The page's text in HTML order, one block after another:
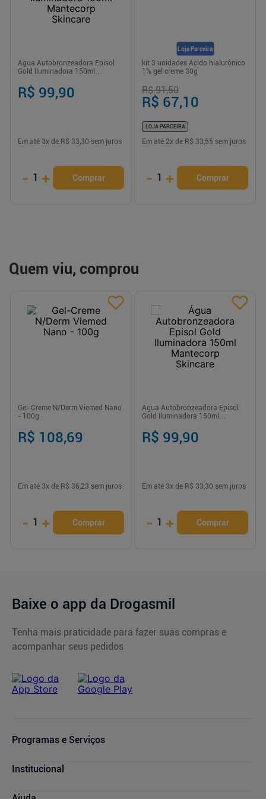
Água Autobronzeadora Episol
Gold Iluminadora 150ml
R$ 99,90
Em até 3x de R$ 33,30 sem juros
- 1 + Comprar
Loja Parceira
kit 3 unidades Ácido hialurônico
1% gel creme 30g
R$ 91,50
R$ 67,10
LOJA PARCEIRA
Em até 2x de R$ 33,55 sem juros
- 1 + Comprar
Quem viu, comprou
Gel-Creme N/Derm Viemed Nano
- 100g
R$ 108,69
Em até 3x de R$ 36,23 sem juros
- 1 + Comprar
Água Autobronzeadora Episol
Gold Iluminadora 150ml
R$ 99,90
Em até 3x de R$ 33,30 sem juros
- 1 + Comprar
Baixe o app da Drogasmil
Tenha mais praticidade para fazer suas compras e
acompanhar seus pedidos
Programas e Serviços
Cupons de Desconto
Consultas Médicas
Institucional
Blog Drogasmil